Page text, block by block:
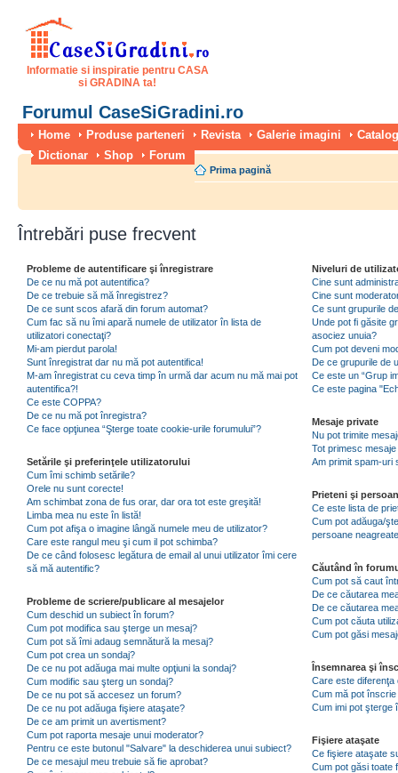
Informatie si inspiratie pentru CASA
si GRADINA ta!
Forumul CaseSiGradini.ro
Home Produse parteneri Revista Galerie imagini
Dictionar
Shop Forum
Prima pagină
Întrebări puse frecvent
Probleme de autentificare şi înregistrare
De ce nu mă pot autentifica?
De ce trebuie să mă înregistrez?
De ce sunt scos afară din forum automat?
Cum fac să nu îmi apară numele de utilizator în lista de
utilizatori conectaţi?
Mi-am pierdut parola!
Sunt înregistrat dar nu mă pot autentifica!
M-am înregistrat cu ceva timp în urmă dar acum nu mă mai pot
autentifica?!
Ce este COPPA?
De ce nu mă pot înregistra?
Ce face opţiunea “Şterge toate cookie-urile forumului”?
Setările şi preferinţele utilizatorului
Cum îmi schimb setările?
Orele nu sunt corecte!
Am schimbat zona de fus orar, dar ora tot este greşită!
Limba mea nu este în listă!
Cum pot afişa o imagine lângă numele meu de utilizator?
Care este rangul meu şi cum il pot schimba?
De ce când folosesc legătura de email al unui utilizator îmi cere
să mă autentific?
Probleme de scriere/publicare al mesajelor
Cum deschid un subiect în forum?
Cum pot modifica sau şterge un mesaj?
Cum pot să îmi adaug semnătură la mesaj?
Cum pot crea un sondaj?
De ce nu pot adăuga mai multe opţiuni la sondaj?
Cum modific sau şterg un sondaj?
De ce nu pot să accesez un forum?
De ce nu pot adăuga fişiere ataşate?
De ce am primit un avertisment?
Cum pot raporta mesaje unui moderator?
Pentru ce este butonul "Salvare" la deschiderea unui subiect?
De ce mesajul meu trebuie să fie aprobat?
Niveluri de
Cine sunt
Cine sunt
Ce sunt grupurile
Unde pot fi găsite
asociez unuia?
Cum pot deveni
De ce grupurile de
Ce este un “Grup
Ce este pagina
Mesaje private
Nu pot trimite
Tot primesc
Am primit spam-uri
Prieteni şi
Ce este lista de
Cum pot adăuga/
persoane
Căutând în
Cum pot să caut
De ce căutarea
De ce căutarea
Cum pot căuta
Cum pot găsi
Însemnarea şi
Care este
Cum mă pot
Cum imi pot şterge
Fişiere ataşate
Ce fişiere ataşate
Cum pot găsi toate